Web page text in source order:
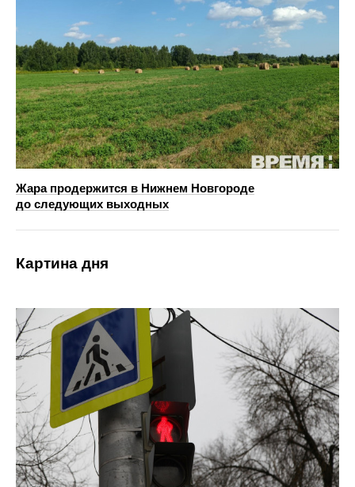
Жара продержится в Нижнем Новгороде
до следующих выходных
Картина дня